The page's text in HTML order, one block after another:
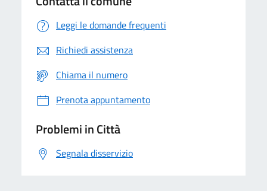
Leggi le domande frequenti
Richiedi assistenza
Chiama il numero
Prenota appuntamento
Problemi in Città
Segnala disservizio